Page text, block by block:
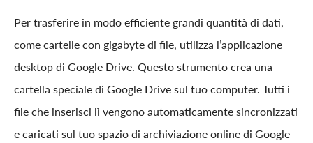
Per trasferire in modo efficiente grandi quantità di dati,
come cartelle con gigabyte di file, utilizza l’applicazione
desktop di Google Drive. Questo strumento crea una
cartella speciale di Google Drive sul tuo computer. Tutti i
file che inserisci lì vengono automaticamente sincronizzati
e caricati sul tuo spazio di archiviazione online di Google